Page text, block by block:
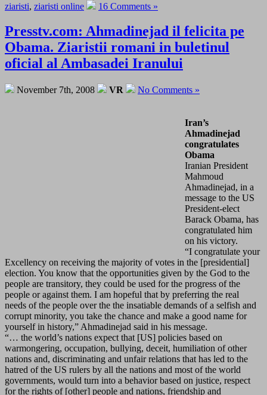
ziaristi, ziaristi online 16 Comments »
Presstv.com: Ahmadinejad il felicita pe
Obama. Ziaristii romani in buletinul
oficial al Ambasadei Iranului
November 7th, 2008 VR No Comments »
Iran’s
Ahmadinejad
congratulates
Obama
Iranian President
Mahmoud
Ahmadinejad, in a
message to the US
President-elect
Barack Obama, has
congratulated him
on his victory.
“I congratulate your
Excellency on receiving the majority of votes in the [presidential]
election. You know that the opportunities given by the God to the
people are transitory, they could be used for the progress of the
people or against them. I am hopeful that by preferring the real
needs of the people over the the insatiable demands of a selfish and
corrupt minority, you take the chance and make a good name for
yourself in history,” Ahmadinejad said in his message.
“… the world’s nations expect that [US] policies based on
warmongering, occupation, bullying, deceit, humiliation of other
nations and, discriminating and unfair relations that has led to the
hatred of the US rulers by all the nations and most of the world
governments, would turn into a behavior based on justice, respect
for the rights of [other] people and nations, friendship and